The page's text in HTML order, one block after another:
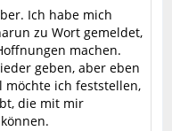
Ich habe mich
zu Wort gemeldet,
machen.
geben, aber eben
möchte ich feststellen,
die mit mir